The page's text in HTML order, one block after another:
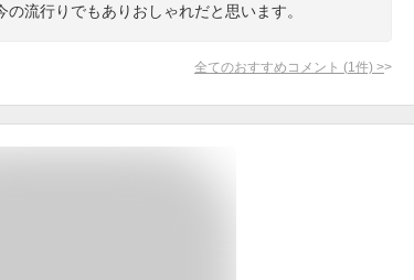
流行りでもありおしゃれだと思います。
全てのおすすめコメント (1 件) >